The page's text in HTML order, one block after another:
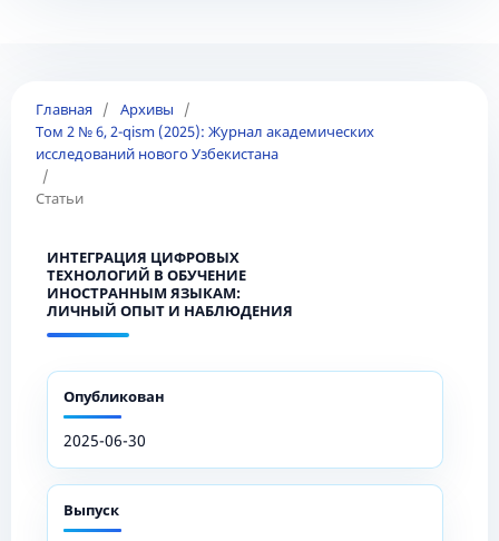
Главная / Архивы
/
Том 2 № 6, 2-qism (2025): Журнал академических
исследований нового Узбекистана
/
Статьи
ИНТЕГРАЦИЯ ЦИФРОВЫХ
ТЕХНОЛОГИЙ В ОБУЧЕНИЕ
ИНОСТРАННЫМ ЯЗЫКАМ:
ЛИЧНЫЙ ОПЫТ И НАБЛЮДЕНИЯ
Опубликован
2025-06-30
Выпуск